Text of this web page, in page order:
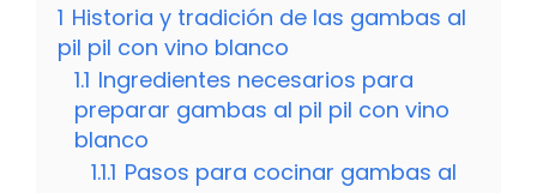
1 Historia y tradición de las gambas al
pil pil con vino blanco
1.1 Ingredientes necesarios para
preparar gambas al pil pil con vino
blanco
1.1.1 Pasos para cocinar gambas al